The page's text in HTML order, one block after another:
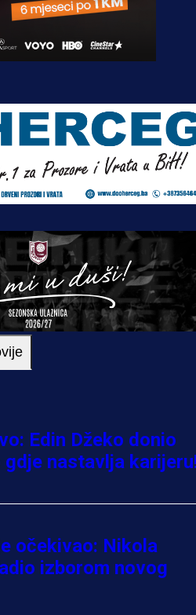
Edin Džeko donio
gdje nastavlja
očekivao: Nikola
izborom novog